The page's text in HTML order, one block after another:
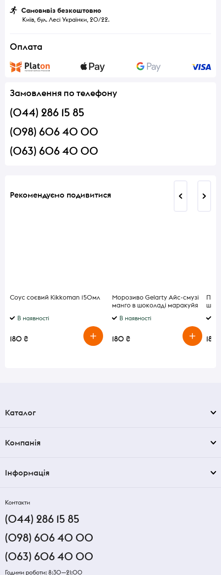
Самовивіз безкоштовно
Київ, бул. Лесі Українки, 20/22.
Оплата
Замовлення по телефону
(044) 286 15 85
(098) 606 40 00
(063) 606 40 00
Рекомендуємо подивитися
Соус соєвий Kikkoman 150мл
В наявності
180 ₴
Морозиво Gelarty Айс-смузі
манго в шоколаді маракуйя
В наявності
180 ₴ 180
Каталог
Компанія
Інформація
Контакти
(044) 286 15 85
(098) 606 40 00
(063) 606 40 00
Години роботи: 8:30—21:00